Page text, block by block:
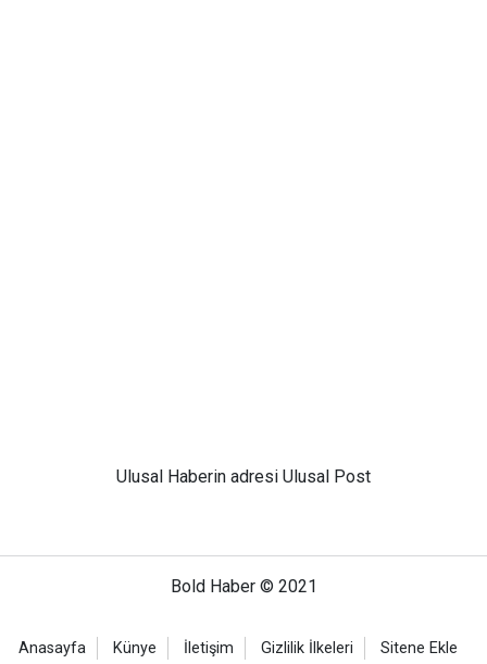
Ulusal Haberin adresi Ulusal Post
Bold Haber © 2021
Anasayfa Künye İletişim Gizlilik İlkeleri Sitene Ekle